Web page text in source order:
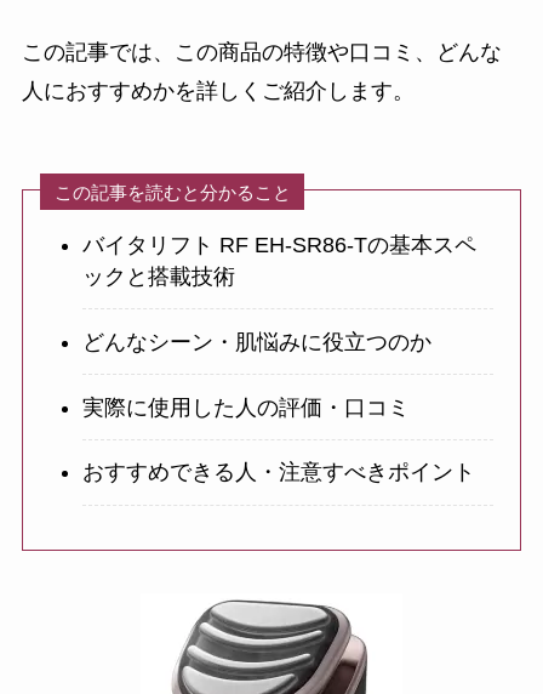
この記事では、この商品の特徴や口コミ、どんな
人におすすめかを詳しくご紹介します。
この記事を読むと分かること
バイタリフト RF EH-SR86-Tの基本スペ
ックと搭載技術
どんなシーン・肌悩みに役立つのか
実際に使用した人の評価・口コミ
おすすめできる人・注意すべきポイント